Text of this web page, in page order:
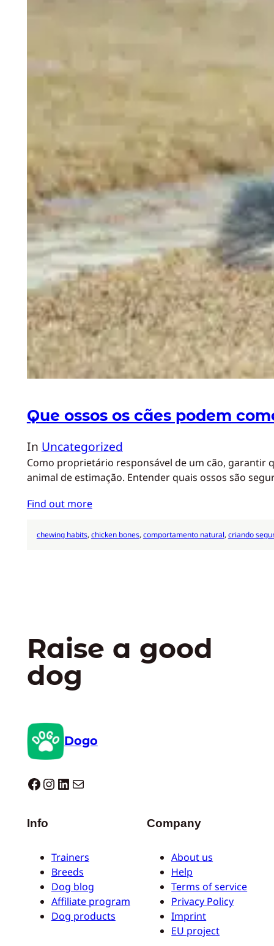
Que ossos os cães podem
In Uncategorized
Como proprietário responsável de um cão, garantir
animal de estimação. Entender quais ossos são
Find out more
chewing habits, chicken bones, comportamento natural, criando
Raise a good
dog
Dogo
Dogo facebook InstagramLinkedIn E-mail
Info
Trainers
Breeds
Dog blog
Affiliate program
Dog products
Company
About us
Help
Terms of service
Privacy Policy
Imprint
EU project